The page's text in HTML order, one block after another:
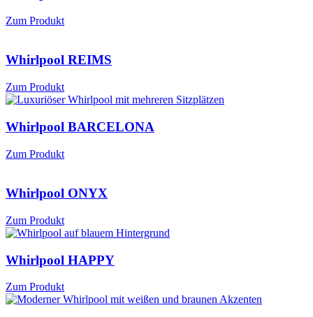
Zum Produkt
Whirlpool REIMS
Zum Produkt
Whirlpool BARCELONA
Zum Produkt
Whirlpool ONYX
Zum Produkt
Whirlpool HAPPY
Zum Produkt